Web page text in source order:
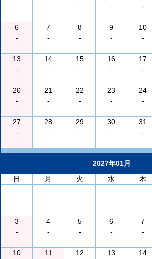
-
-
-
6
-
7
-
8
-
9
-
10
-
13
-
14
-
15
-
16
-
17
-
20
-
21
-
22
-
23
-
24
-
27
-
28
-
29
-
30
-
31
-
2027年01月
日
月 火 水 木
3
-
4
-
5
-
6
-
7
-
10
11
12
13
14